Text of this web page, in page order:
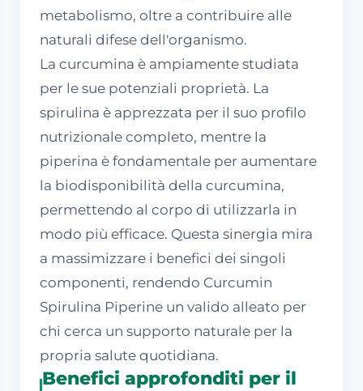
metabolismo, oltre a contribuire alle
naturali difese dell'organismo.
La curcumina è ampiamente studiata
per le sue potenziali proprietà. La
spirulina è apprezzata per il suo profilo
nutrizionale completo, mentre la
piperina è fondamentale per aumentare
la biodisponibilità della curcumina,
permettendo al corpo di utilizzarla in
modo più efficace. Questa sinergia mira
a massimizzare i benefici dei singoli
componenti, rendendo Curcumin
Spirulina Piperine un valido alleato per
chi cerca un supporto naturale per la
propria salute quotidiana.
Benefici approfonditi per il